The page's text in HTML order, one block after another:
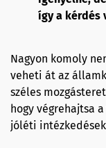
így a kérdés
Nagyon komoly
veheti át az
széles
hogy végrehajtsa
jóléti